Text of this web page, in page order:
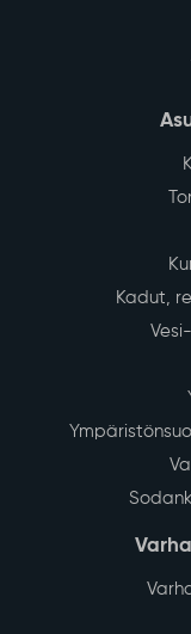
Kadut,